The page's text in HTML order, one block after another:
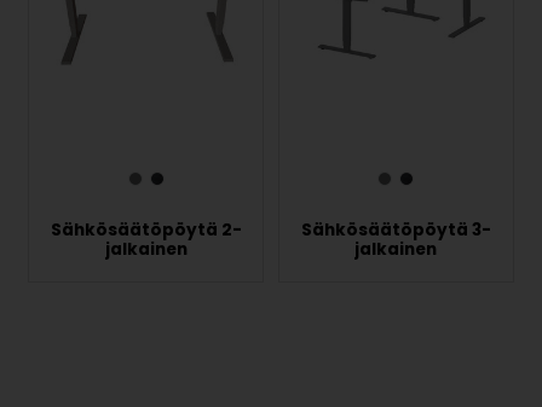
Sähkösäätöpöytä 2-
jalkainen
Sähkösäätöpöytä 3-
jalkainen